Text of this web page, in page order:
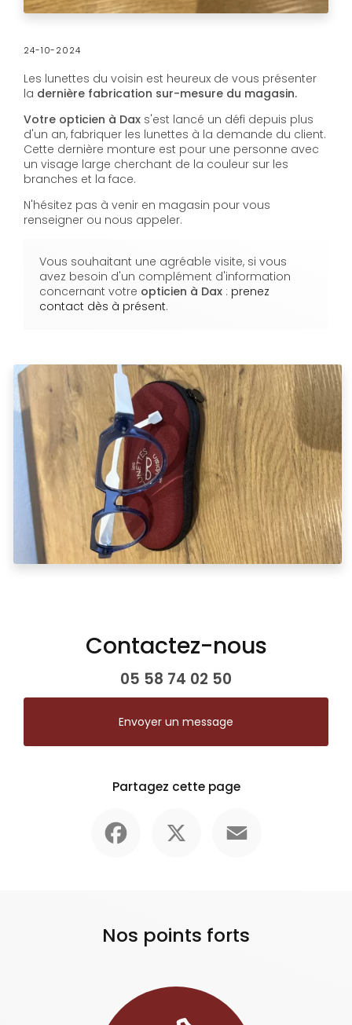
24-10-2024
Les lunettes du voisin est heureux de vous présenter
la dernière fabrication sur-mesure du magasin.
Votre opticien à Dax s'est lancé un défi depuis plus
d'un an, fabriquer les lunettes à la demande du client.
Cette dernière monture est pour une personne avec
un visage large cherchant de la couleur sur les
branches et la face.
N'hésitez pas à venir en magasin pour vous
renseigner ou nous appeler.
Vous souhaitant une agréable visite, si vous
avez besoin d'un complément d'information
concernant votre opticien à Dax : prenez
contact dès à présent.
Contactez-nous
05 58 74 02 50
Envoyer un message
Partagez cette page
Nos points forts